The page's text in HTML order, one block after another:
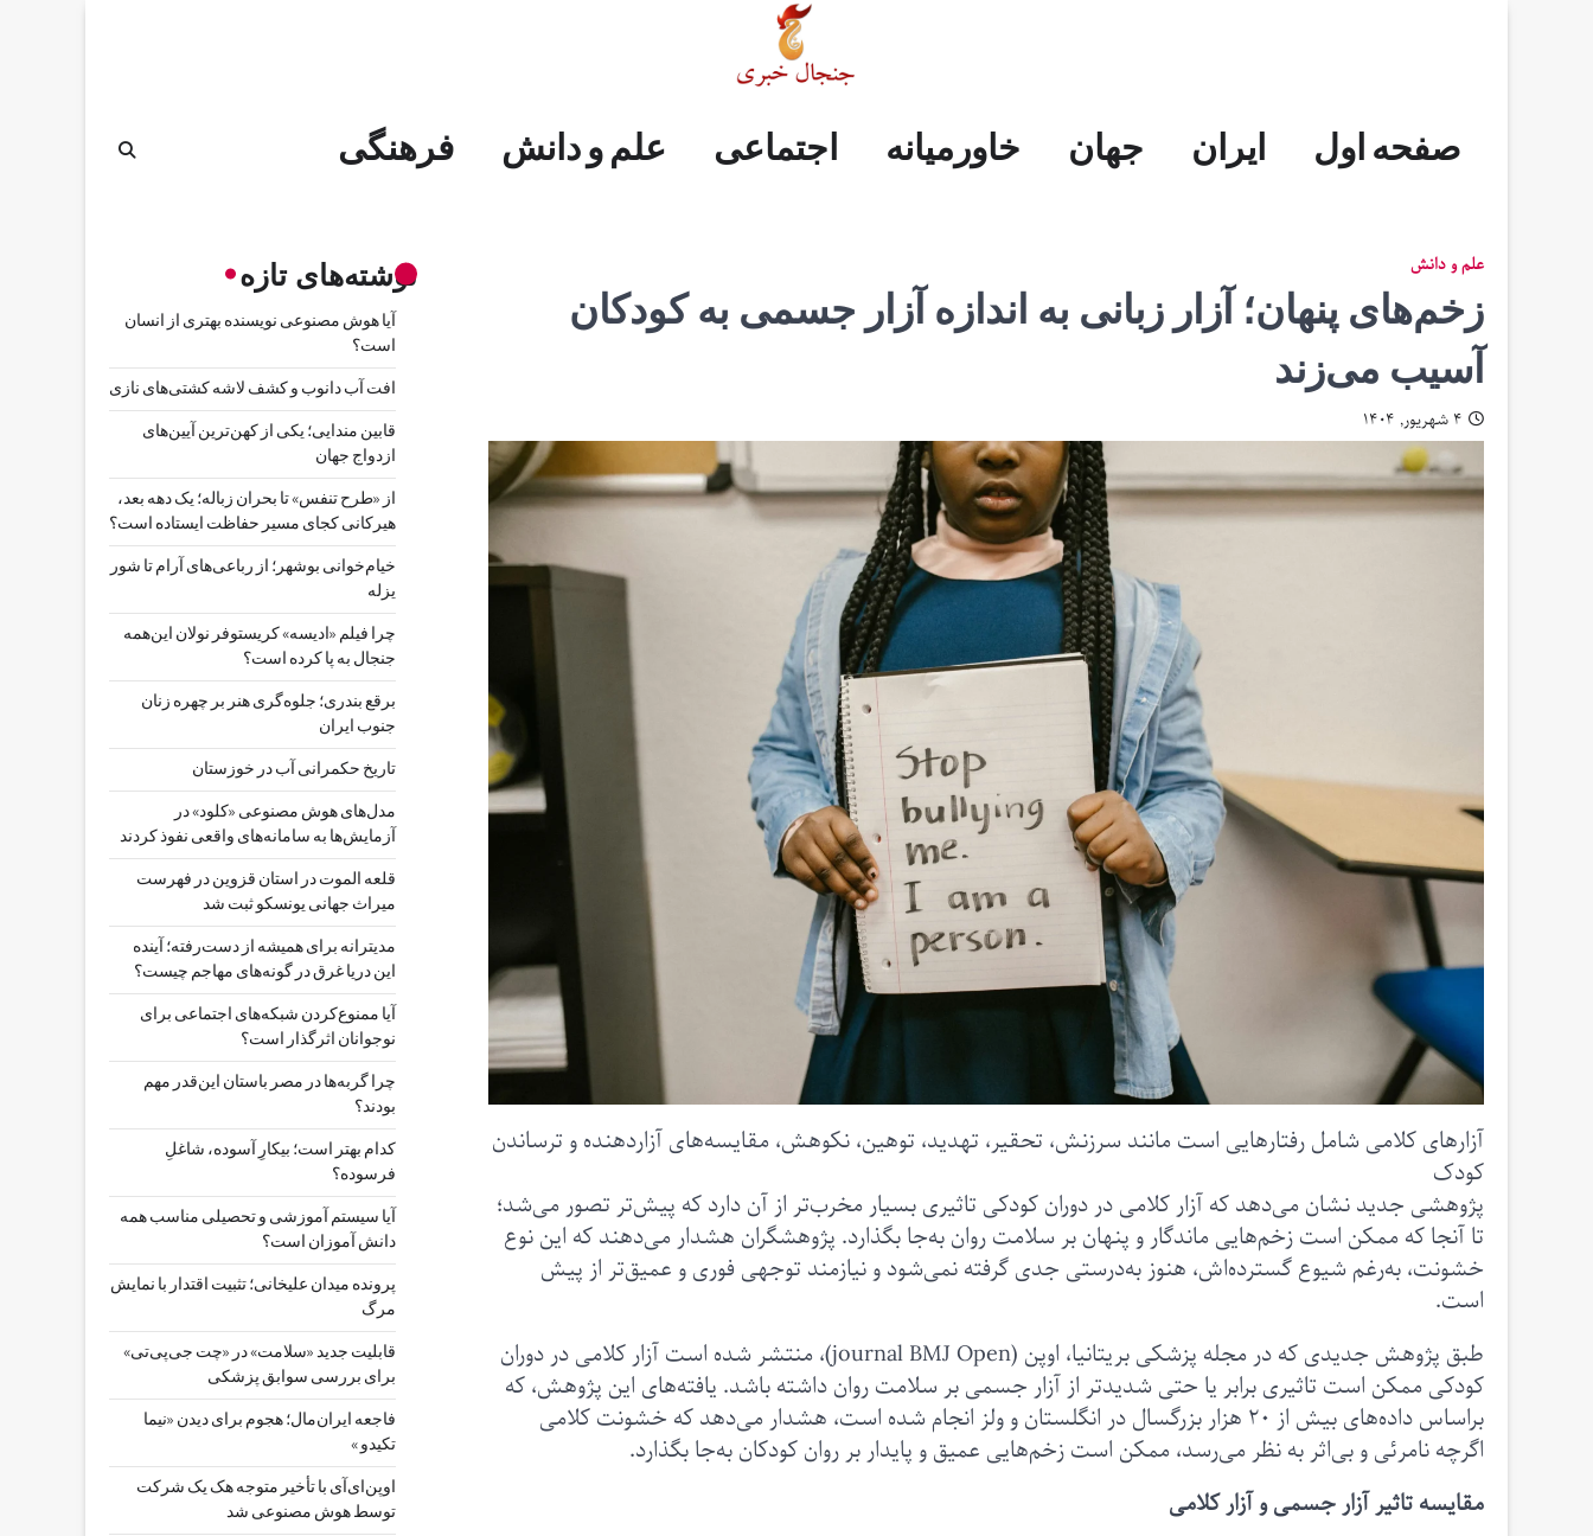
صفحه
ایران
جهان
خاورمیانه
اجتماعی
علم
فرهنگی
صفحه اول ایران جهان خاورمیانه اجتماعی علم و دانش فرهنگی
علم و دانش
زخم‌‌های پنهان؛ آزار زبانی به اندازه آزار جسمی به کودکان
آسیب می‌زند
۴ شهریور, ۱۴۰۴
آزارهای کلامی شامل رفتارهایی است مانند سرزنش، تحقیر، تهدید، توهین، نکوهش، مقایسه‌های آزاردهنده و ترساندن
کودک
پژوهشی جدید نشان می‌دهد که آزار کلامی در دوران کودکی تاثیری بسیار مخرب‌تر از آن دارد که پیش‌تر تصور می‌شد؛
تا آنجا که ممکن است زخم‌هایی ماندگار و پنهان بر سلامت روان به‌جا بگذارد. پژوهشگران هشدار می‌دهند که این نوع
خشونت، به‌رغم شیوع گسترده‌اش، هنوز به‌درستی جدی گرفته نمی‌شود و نیازمند توجهی فوری و عمیق‌تر از پیش
است.
طبق پژوهش جدیدی که در مجله پزشکی بریتانیا، اوپن (journal BMJ Open)، منتشر شده است آزار کلامی در دوران
کودکی ممکن است تاثیری برابر یا حتی شدیدتر از آزار جسمی بر سلامت روان داشته باشد. یافته‌های این پژوهش، که
براساس داده‌های بیش از ۲۰ هزار بزرگسال در انگلستان و ولز انجام شده است، هشدار می‌دهد که خشونت کلامی
اگرچه نامرئی و بی‌اثر به نظر می‌رسد، ممکن است زخم‌هایی عمیق و پایدار بر روان کودکان به‌جا بگذارد.
مقایسه تاثیر آزار جسمی و آزار کلامی
نوشته‌های تازه
آیا هوش مصنوعی نویسنده بهتری از انسان
است؟
افت آب دانوب و کشف لاشه کشتی‌های نازی
قابین مندایی؛ یکی از کهن‌ترین آیین‌های
ازدواج جهان
از «طرح تنفس» تا بحران زباله؛ یک دهه بعد،
هیرکانی کجای مسیر حفاظت ایستاده است؟
خیام‌خوانی بوشهر؛ از رباعی‌های آرام تا شور
یزله
چرا فیلم «ادیسه» کریستوفر نولان این‌همه
جنجال به پا کرده است؟
برقع بندری؛ جلوه‌گری هنر بر چهره زنان
جنوب ایران
تاریخ حکمرانی آب در خوزستان
مدل‌های هوش مصنوعی «کلود» در
آزمایش‌ها به سامانه‌های واقعی نفوذ کردند
قلعه الموت در استان قزوین در فهرست
میراث جهانی یونسکو ثبت شد
مدیترانه برای همیشه از دست‌رفته؛ آینده
این دریا غرق در گونه‌های مهاجم چیست؟
آیا ممنوع‌کردن شبکه‌های اجتماعی برای
نوجوانان اثرگذار است؟
چرا گربه‌ها در مصر باستان این‌قدر مهم
بودند؟
کدام بهتر است؛ بیکارِ آسوده، شاغلِ
فرسوده؟
آیا سیستم آموزشی و تحصیلی مناسب همه
دانش آموزان است؟
پرونده میدان علیخانی؛ تثبیت اقتدار با نمایش
مرگ
قابلیت جدید «سلامت» در «چت ‌جی‌پی‌تی»
برای بررسی سوابق پزشکی
فاجعه ایران‌مال؛ هجوم برای دیدن «نیما
تکیدو »
اوپن‌ای‌آی با تأخیر متوجه هک یک شرکت
توسط هوش مصنوعی شد